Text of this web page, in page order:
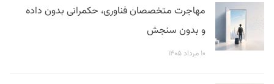
مهاجرت متخصصان فناوری، حکمرانی بدون داده
و بدون سنجش
۱۰ مرداد ۱۴۰۵